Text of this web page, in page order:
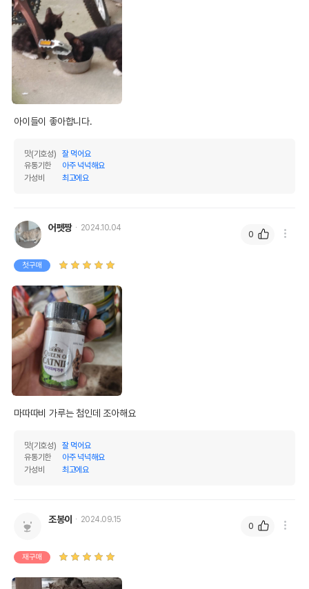
아이들이 좋아합니다.
맛(기호성)
잘 먹어요
유통기한
아주 넉넉해요
가성비
최고에요
어펫짱 2024.10.04
첫구매
마따따비 가루는 첨인데 조아해요
맛(기호성)
잘 먹어요
유통기한
아주 넉넉해요
가성비
최고에요
0
조봉이 2024.09.15
재구매
0